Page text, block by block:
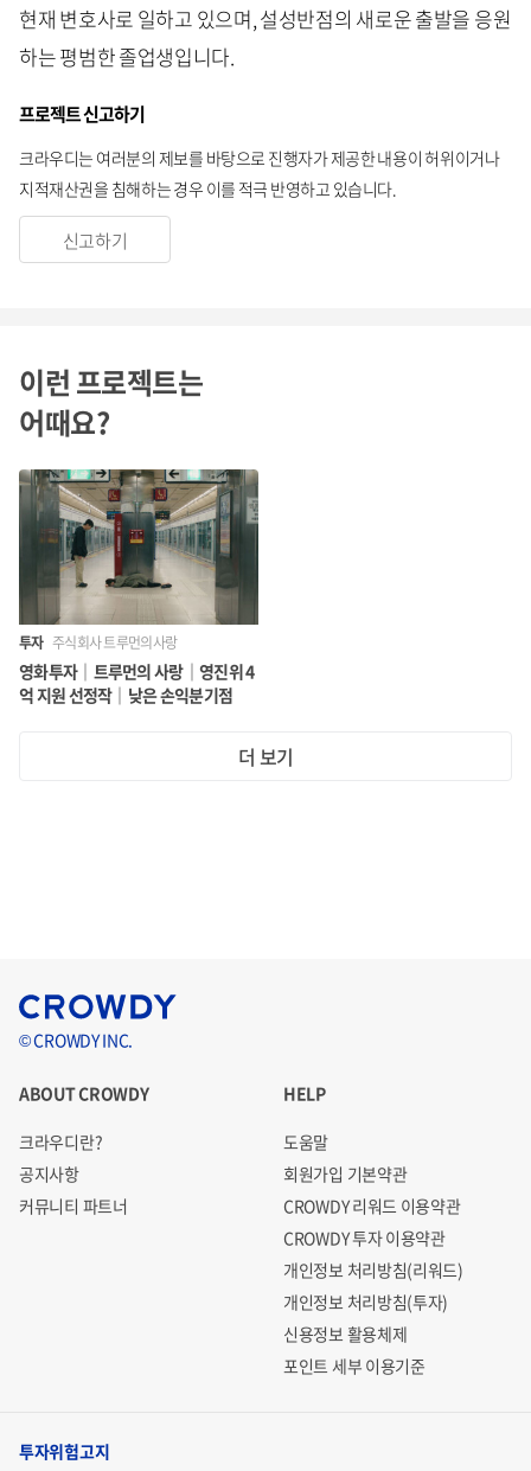
현재 변호사로 일하고 있으며, 설성반점의 새로운 출발을 응원
하는 평범한 졸업생입니다.
프로젝트 신고하기
크라우디는 여러분의 제보를 바탕으로 진행자가 제공한 내용이 허위이거나
지적재산권을 침해하는 경우 이를 적극 반영하고 있습니다.
신고하기
이런 프로젝트는
어때요?
투자 주식회사 트루먼의사랑
영화투자｜트루먼의 사랑｜영진위 4
억 지원 선정작｜낮은 손익분기점
더 보기
© CROWDY INC.
ABOUT CROWDY
크라우디란?
공지사항
커뮤니티 파트너
HELP
도움말
회원가입 기본약관
CROWDY 리워드 이용약관
CROWDY 투자 이용약관
개인정보 처리방침(리워드)
개인정보 처리방침(투자)
신용정보 활용체제
포인트 세부 이용기준
투자위험고지